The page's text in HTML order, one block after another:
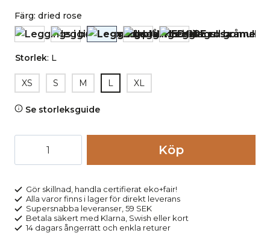
Färg: dried rose
Storlek: L
XS S M L XL
Se storleksguide
ANNEDORE
mängd
Köp
Gör skillnad, handla certifierat eko+fair!
Alla varor finns i lager för direkt leverans
Supersnabba leveranser, 59 SEK
Betala säkert med Klarna, Swish eller kort
14 dagars ångerrätt och enkla returer